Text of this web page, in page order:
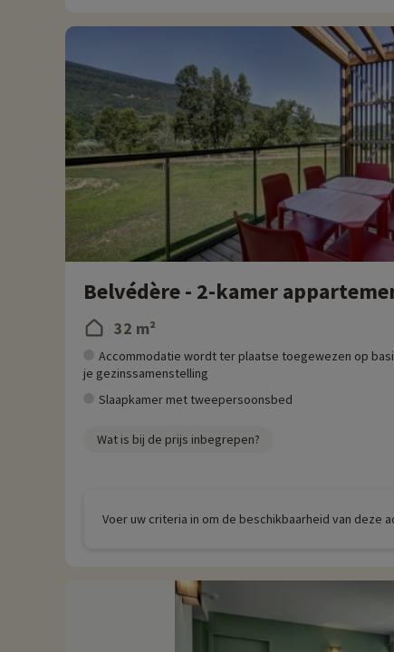
Belvédère - 2-kamer
32 m²
Accommodatie wordt ter plaatse toegewezen op
je gezinssamenstelling
Slaapkamer met tweepersoonsbed
Wat is bij de prijs inbegrepen?
Voer uw criteria in om de beschikbaarheid van deze